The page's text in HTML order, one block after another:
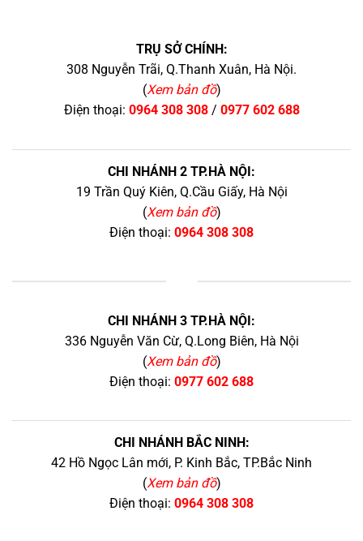
TRỤ SỞ CHÍNH:
308 Nguyễn Trãi, Q.Thanh Xuân, Hà Nội.
(Xem bản đồ)
Điện thoại: 0964 308 308/ 0977 602 688
CHI NHÁNH 2 TP.HÀ NỘI:
19 Trần Quý Kiên, Q.Cầu Giấy, Hà Nội
(Xem bản đồ)
Điện thoại: 0964 308 308
CHI NHÁNH 3 TP.HÀ NỘI:
336 Nguyễn Văn Cừ, Q.Long Biên, Hà Nội
(Xem bản đồ)
Điện thoại: 0977 602 688
CHI NHÁNH BẮC NINH:
42 Hồ Ngọc Lân mới, P. Kinh Bắc, TP.Bắc Ninh
(Xem bản đồ)
Điện thoại: 0964 308 308